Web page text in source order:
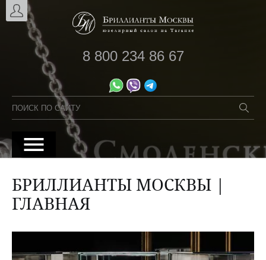
8 800 234 86 67
БРИЛЛИАНТЫ МОСКВЫ |
ГЛАВНАЯ